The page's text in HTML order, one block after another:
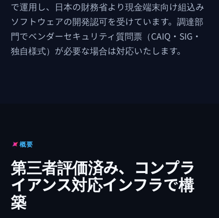
で運用し、日本の財務省より現金端末向け組込み
ソフトウェアの開発認可を受けています。調達部
門でベンダーセキュリティ質問票（CAIQ・SIG・
独自様式）が必要な場合は対応いたします。
概要
第三者評価済み、コンプラ
イアンス対応インフラで構
築